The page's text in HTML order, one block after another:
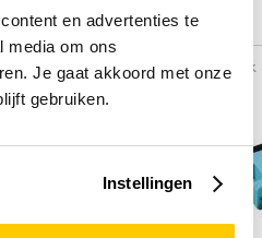
en advertenties te
media om ons
Je gaat akkoord met onze
gebruiken.
Instellingen
Vergelijk